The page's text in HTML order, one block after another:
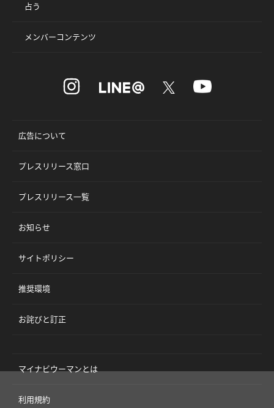
占う
メンバーコンテンツ
広告について
プレスリリース窓口
プレスリリース一覧
お知らせ
サイトポリシー
推奨環境
お詫びと訂正
マイナビウーマンとは
利用規約